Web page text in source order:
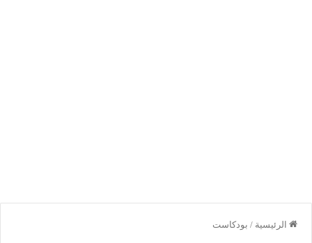
الرئيسية / بودكاست